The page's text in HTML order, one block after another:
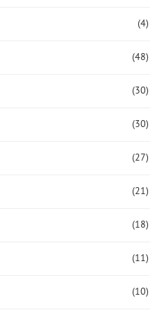
(4)
(48)
(30)
(30)
(27)
(21)
(18)
(11)
(10)